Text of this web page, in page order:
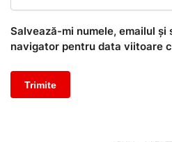
Salvează-mi numele, emailul
navigator pentru data viitoare